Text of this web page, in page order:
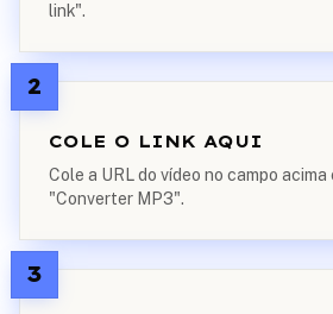
link".
2
COLE O LINK AQUI
Cole a URL do vídeo no campo acima
"Converter MP3".
3